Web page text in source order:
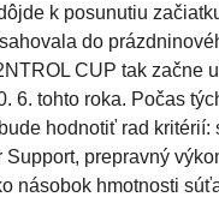
k posunutiu
do
CUP tak začne
6. tohto roka. Počas
hodnotiť rad kritérií:
Support, prepravný
násobok hmotnosti